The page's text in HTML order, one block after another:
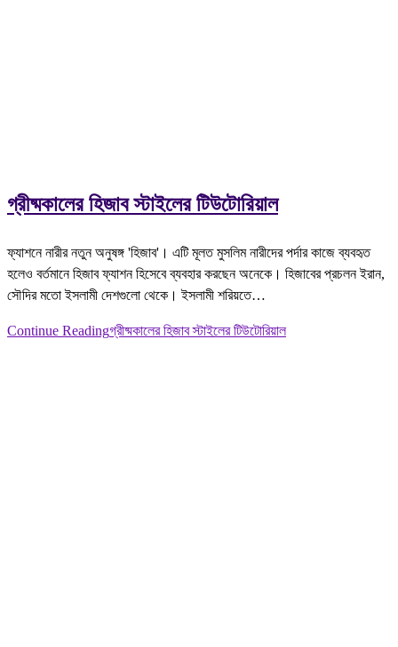
গ্রীষ্মকালের হিজাব স্টাইলের টিউটোরিয়াল
ফ্যাশনে নারীর নতুন অনুষঙ্গ 'হিজাব'। এটি মূলত মুসলিম নারীদের পর্দার কাজে ব্যবহৃত
হলেও বর্তমানে হিজাব ফ্যাশন হিসেবে ব্যবহার করছেন অনেকে। হিজাবের প্রচলন ইরান,
সৌদির মতো ইসলামী দেশগুলো থেকে। ইসলামী শরিয়তে…
Continue Readingগ্রীষ্মকালের হিজাব স্টাইলের টিউটোরিয়াল